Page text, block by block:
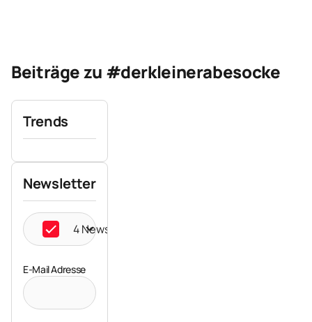
Beiträge zu #derkleinerabesocke
Trends
Newsletter
4 Newsletter ausgewählt
E-Mail Adresse